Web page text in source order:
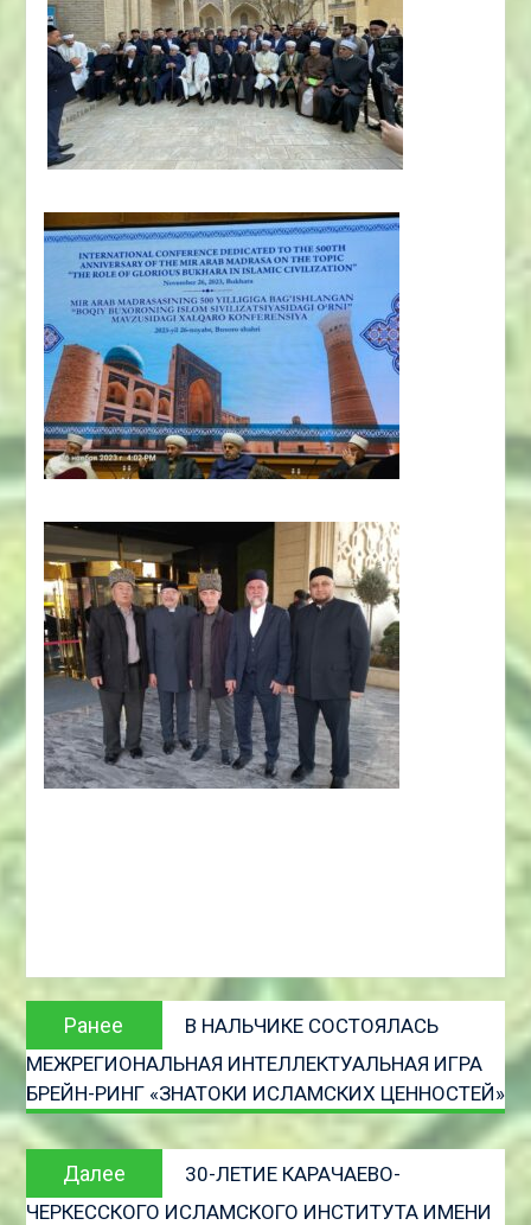
Навигация
записям
Ранее
Предыдущая
запись:
В НАЛЬЧИКЕ СОСТОЯЛАСЬ
МЕЖРЕГИОНАЛЬНАЯ ИНТЕЛЛЕКТУАЛЬНАЯ ИГРА
БРЕЙН-РИНГ «ЗНАТОКИ ИСЛАМСКИХ ЦЕННОСТЕЙ»
Далее
Следующая
запись
30-ЛЕТИЕ КАРАЧАЕВО-
ЧЕРКЕССКОГО ИСЛАМСКОГО ИНСТИТУТА ИМЕНИ